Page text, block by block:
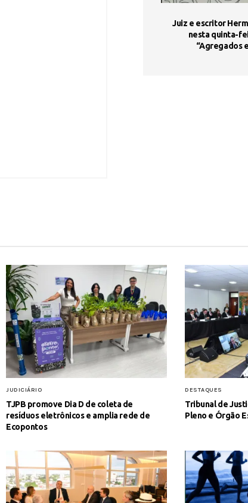
Juiz e escritor
nesta quinta-
“Agregados
JUDICIÁRIO
TJPB promove Dia D de coleta de
resíduos eletrônicos e amplia rede de
Ecopontos
DESTAQUES
Tribunal de
Pleno e Órgão